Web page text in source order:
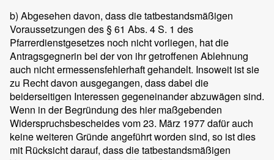
b) Abgesehen davon, dass die tatbestandsmäßigen
Voraussetzungen des § 61 Abs. 4 S. 1 des
Pfarrerdienstgesetzes noch nicht vorliegen, hat die
Antragsgegnerin bei der von ihr getroffenen Ablehnung
auch nicht ermessensfehlerhaft gehandelt. Insoweit ist sie
zu Recht davon ausgegangen, dass dabei die
beiderseitigen Interessen gegeneinander abzuwägen sind.
Wenn in der Begründung des hier maßgebenden
Widerspruchsbescheides vom 23. März 1977 dafür auch
keine weiteren Gründe angeführt worden sind, so ist dies
mit Rücksicht darauf, dass die tatbestandsmäßigen